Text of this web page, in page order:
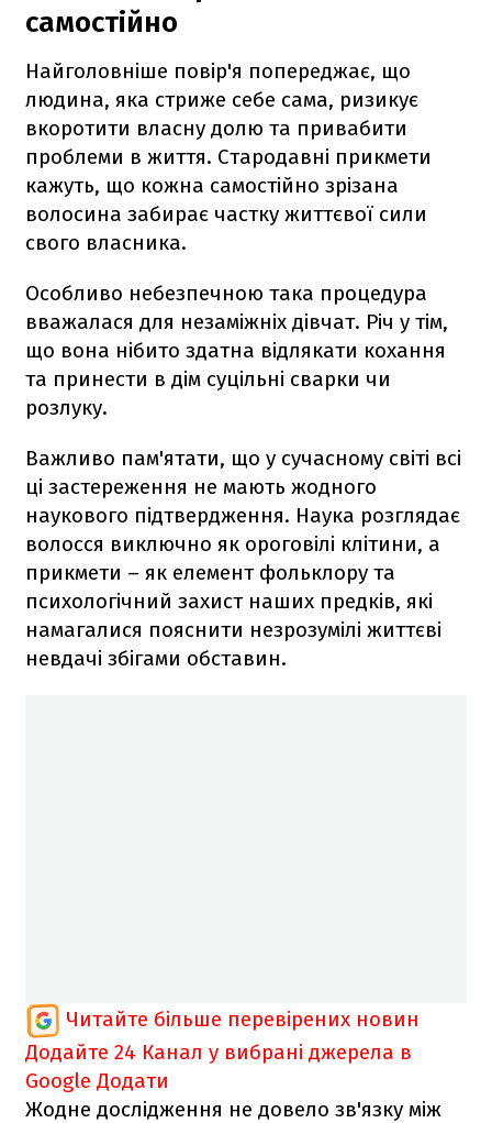
самостійно
Найголовніше повір'я попереджає, що
людина, яка стриже себе сама, ризикує
вкоротити власну долю та привабити
проблеми в життя. Стародавні прикмети
кажуть, що кожна самостійно зрізана
волосина забирає частку життєвої сили
свого власника.
Особливо небезпечною така процедура
вважалася для незаміжніх дівчат. Річ у тім,
що вона нібито здатна відлякати кохання
та принести в дім суцільні сварки чи
розлуку.
Важливо пам'ятати, що у сучасному світі всі
ці застереження не мають жодного
наукового підтвердження. Наука розглядає
волосся виключно як ороговілі клітини, а
прикмети – як елемент фольклору та
психологічний захист наших предків, які
намагалися пояснити незрозумілі життєві
невдачі збігами обставин.
Читайте більше перевірених новин
Додайте 24 Канал у вибрані джерела в
Google Додати
Жодне дослідження не довело зв'язку між